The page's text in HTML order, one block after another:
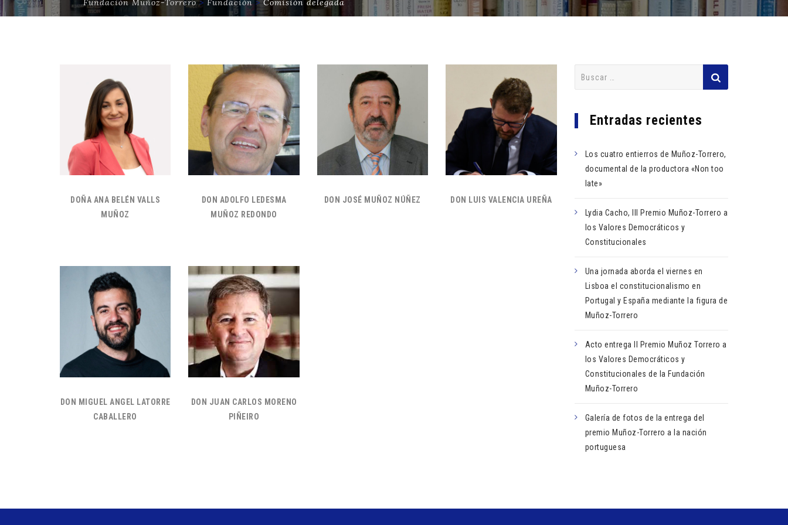
Fundación Muñoz-Torrero> Fundación > Comisión delegada
DOÑA ANA BELÉN VALLS
MUÑOZ
DON ADOLFO LEDESMA
MUÑOZ REDONDO
DON JOSÉ MUÑOZ NÚÑEZ DON LUIS VALENCIA UREÑA
DON MIGUEL ANGEL LATORRE
CABALLERO
DON JUAN CARLOS MORENO
PIÑEIRO
Entradas recientes
Los cuatro entierros de Muñoz-Torrero,
documental de la productora «Non too
late»
Lydia Cacho, III Premio Muñoz-Torrero a
los Valores Democráticos y
Constitucionales
Una jornada aborda el viernes en
Lisboa el constitucionalismo en
Portugal y España mediante la figura de
Muñoz-Torrero
Acto entrega II Premio Muñoz Torrero a
los Valores Democráticos y
Constitucionales de la Fundación
Muñoz-Torrero
Galería de fotos de la entrega del
premio Muñoz-Torrero a la nación
portuguesa